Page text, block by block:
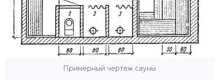
Примерный чертеж сауны